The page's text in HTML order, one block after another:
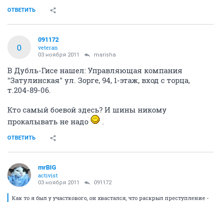
ОТВЕТИТЬ
0
091172
veteran
03 ноября 2011 marisha
В Дубль-Гисе нашел: Управляющая компания
"Затулинская" ул. Зорге, 94, 1-этаж, вход с торца,
т.204-89-06.
Кто самый боевой здесь? И шины никому
прокалывать не надо
.
ОТВЕТИТЬ
mrBIG
activist
03 ноября 2011 091172
Как то я был у участкового, он хвастался, что раскрыл преступление -